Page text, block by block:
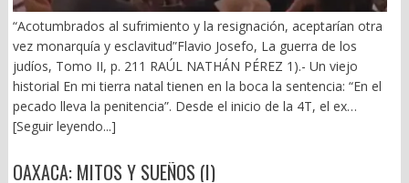
“Acotumbrados al sufrimiento y la resignación, aceptarían otra
vez monarquía y esclavitud”Flavio Josefo, La guerra de los
judíos, Tomo II, p. 211 RAÚL NATHÁN PÉREZ 1).- Un viejo
historial En mi tierra natal tienen en la boca la sentencia: “En el
pecado lleva la penitencia”. Desde el inicio de la 4T, el ex
gobernador Alejandro Murat ha arrastrado un mal fario. El 21 de
Primera visita de AMLO a Oaxaca y una prolongada rechifla. (El
[Seguir leyendo...]
OAXACA: MITOS Y SUEÑOS (I)